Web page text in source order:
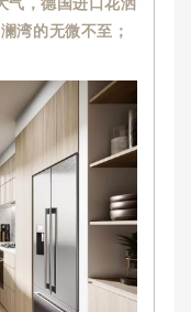
气，德国进口花洒
湾的无微不至；